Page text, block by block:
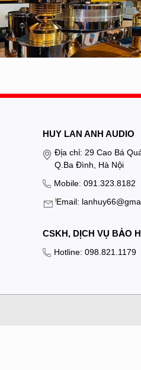
HUY LAN ANH AUDIO
Địa chỉ: 29 Cao Bá
Q.Ba Đình, Hà Nội
Mobile: 091.323.8182
Email:
CSKH, DỊCH VỤ BẢO
Hotline: 098.821.1179